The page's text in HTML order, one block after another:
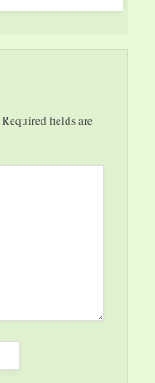
Required fields are